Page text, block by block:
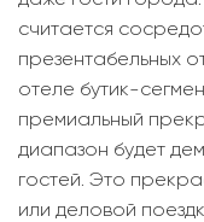
считается
презентабельных
отеле бутик-
премиальный
диапазон будет
гостей. Это
или деловой